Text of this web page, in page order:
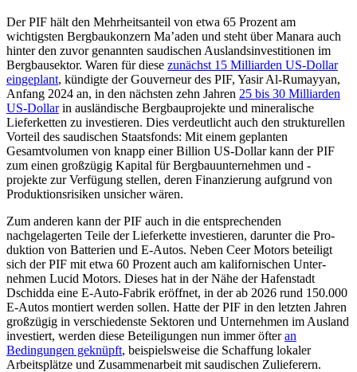
Der PIF hält den Mehrheitsanteil von etwa 65 Prozent am
wichtigsten Bergbaukonzern Ma’aden und steht über Manara auch
hinter den zuvor genannten saudischen Auslandsinvestitionen im
Bergbausektor. Waren für diese zunächst 15 Milliar­den US-Dollar
eingeplant, kündigte der Gouverneur des PIF, Yasir Al-Rumayyan,
Anfang 2024 an, in den näch­sten zehn Jahren 25 bis 30 Milliarden
US-Dollarin ausländische Bergbauprojekte und minera­lische
Lieferketten zu investieren. Dies verdeutlicht auch den strukturellen
Vorteil des saudischen Staatsfonds: Mit einem geplanten
Gesamtvolumen von knapp einer Billion US-Dollar kann der PIF
zum einen großzügig Kapital für Bergbauunternehmen und -
projekte zur Verfügung stellen, deren Finanzierung aufgrund von
Produktions­risiken unsicher wären.
Zum anderen kann der PIF auch in die entsprechenden
nachgelagerten Teile der Lieferkette investieren, darunter die Pro­
duktion von Batterien und E-Autos. Neben Ceer Motors beteiligt
sich der PIF mit etwa 60 Pro­zent auch am kalifornischen Unter­
nehmen Lucid Motors. Dieses hat in der Nähe der Hafenstadt
Dschidda eine E-Auto-Fabrik eröffnet, in der ab 2026 rund 150.000
E‑Autos montiert werden sollen. Hatte der PIF in den letzten Jahren
groß­zügig in ver­schiedenste Sektoren und Unternehmen im Ausland
investiert, werden diese Beteiligungen nun immer öfteran
Bedingungen geknüpft, beispielsweise die Schaffung lokaler
Arbeitsplätze und Zusammen­arbeit mit saudischen Zulieferern.